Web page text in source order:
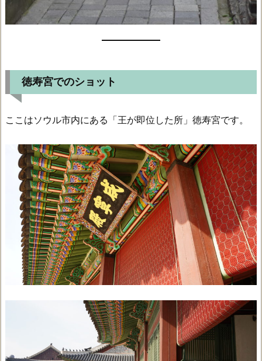
徳寿宮でのショット
ここはソウル市内にある「王が即位した所」徳寿宮です。